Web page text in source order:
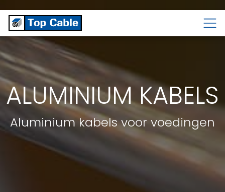
KABELS
ALUMINIUM KABELS
Aluminium kabels voor voedingen